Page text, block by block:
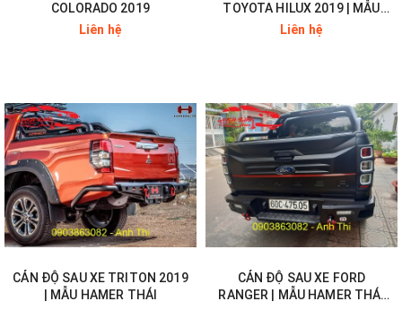
COLORADO 2019
Liên hệ
TOYOTA HILUX 2019 | MẪU
HAMER THÁI
Liên hệ
CẢN ĐỘ SAU XE TRITON 2019
| MẪU HAMER THÁI
CẢN ĐỘ SAU XE FORD
RANGER | MẪU HAMER THÁI